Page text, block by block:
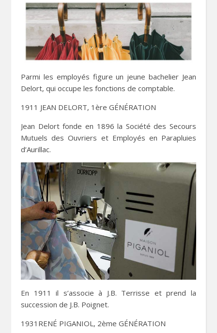
Parmi les employés figure un jeune bachelier Jean
Delort, qui occupe les fonctions de comptable.
1911 JEAN DELORT, 1ère GÉNÉRATION
Jean Delort fonde en 1896 la Société des Secours
Mutuels des Ouvriers et Employés en Parapluies
d’Aurillac.
En 1911 il s’associe à J.B. Terrisse et prend la
succession de J.B. Poignet.
1931RENÉ PIGANIOL, 2ème GÉNÉRATION